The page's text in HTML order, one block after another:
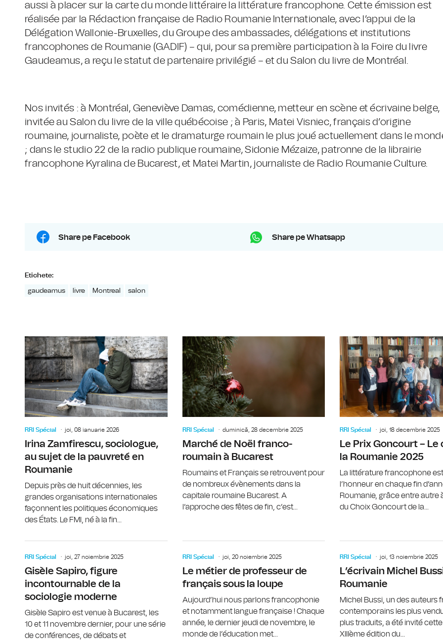
aussi à placer sur la carte du monde littéraire la littérature francophone. Cette émission est
réalisée par la Rédaction française de Radio Roumanie Internationale, avec l’appui de la
Délégation Wallonie-Bruxelles, du Groupe des ambassades, délégations et institutions
francophones de Roumanie (GADIF) – qui, pour sa première participation à la Foire du livre
Gaudeamus, a reçu le statut de partenaire privilégié – et du Salon du livre de Montréal.
Nos invités : à Montréal, Geneviève Damas, comédienne, metteur en scène et écrivaine belge,
invitée au Salon du livre de la ville québécoise ; à Paris, Matei Visniec, français d’origine
roumaine, journaliste, poète et le dramaturge roumain le plus joué actuellement dans le
; dans le studio 22 de la radio publique roumaine, Sidonie Mézaize, patronne de la librairie
francophone Kyralina de Bucarest, et Matei Martin, journaliste de Radio Roumanie Culture.
Share pe Facebook Share pe Whatsapp
Etichete:
gaudeamus livre Montreal salon
RRI Spécial joi, 08 ianuarie 2026
Irina Zamfirescu, sociologue,
au sujet de la pauvreté en
Roumanie
Depuis près de huit décennies, les
grandes organisations internationales
façonnent les politiques économiques
des États. Le FMI, né à la fin...
Irina Zamfirescu, sociologue, au
RRI Spécial duminică, 28 decembrie 2025
Marché de Noël franco-
roumain à Bucarest
Roumains et Français se retrouvent pour
de nombreux évènements dans la
capitale roumaine Bucarest. A
l’approche des fêtes de fin, c’est...
RRI Spécial joi, 18 decembrie 2025
Le Prix Goncourt – Le
la Roumanie 2025
La littérature francophone
l’honneur en chaque fin
Roumanie, grâce entre autre
du Choix Goncourt de la...
RRI Spécial joi, 27 noiembrie 2025
Gisèle Sapiro, figure
incontournable de la
sociologie moderne
Gisèle Sapiro est venue à Bucarest, les
10 et 11 novembre dernier, pour une série
de conférences, de débats et
RRI Spécial joi, 20 noiembrie 2025
Le métier de professeur de
français sous la loupe
Aujourd’hui nous parlons francophonie
et notamment langue française ! Chaque
année, le dernier jeudi de novembre, le
monde de l’éducation met...
RRI Spécial joi, 13 noiembrie 2025
L’écrivain Michel
Roumanie
Michel Bussi, un des auteurs
contemporains les plus
plus traduits, a été invité
XIIIème édition du...